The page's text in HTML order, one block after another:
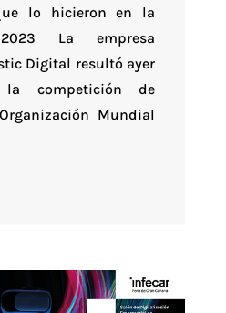
lo hicieron en la
La empresa
Digital resultó ayer
la competición de
Mundial